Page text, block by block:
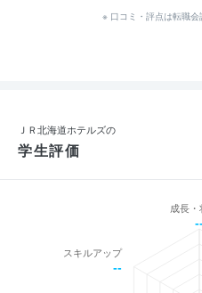
※ 口コミ・評点は転職会
ＪＲ北海道ホテルズの
学生評価
成長・
スキルアップ
--